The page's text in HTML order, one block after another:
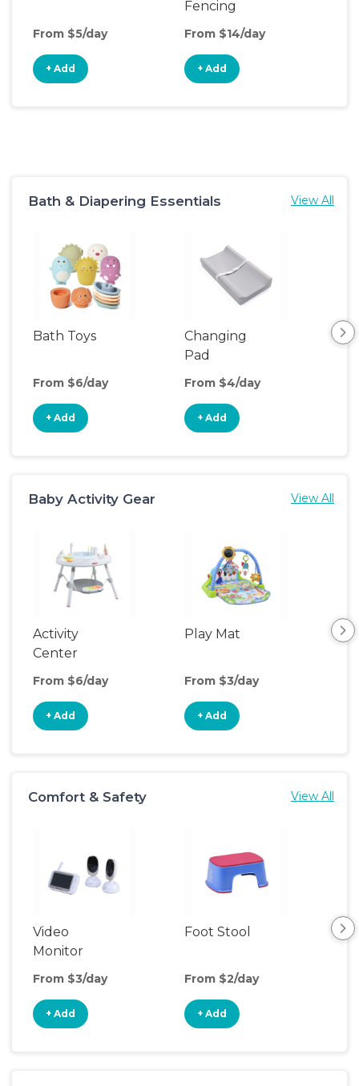
From $5/day
+ Add
Fencing
From $14/day
+ Add
Bath & Diapering Essentials View All
Bath Toys
From $6/day
+ Add
Changing
Pad
From $4/day
+ Add
Baby Activity Gear View All
Activity
Center
From $6/day
+ Add
Play Mat
From $3/day
+ Add
Comfort & Safety View All
Video
Monitor
From $3/day
+ Add
Foot Stool
From $2/day
+ Add